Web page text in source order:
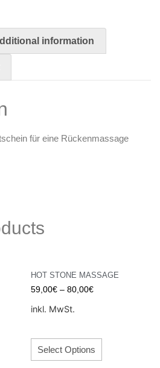
information
für eine Rückenmassage
HOT STONE MASSAGE
59,00€ – 80,00€
inkl. MwSt.
Select Options